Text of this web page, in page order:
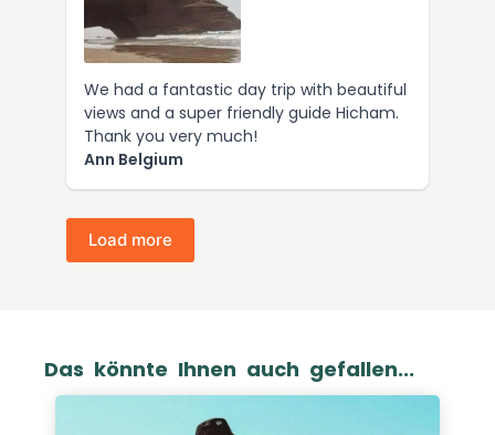
We had a fantastic day trip with beautiful
views and a super friendly guide Hicham.
Thank you very much!
Ann Belgium
Load more
Das könnte Ihnen auch gefallen...